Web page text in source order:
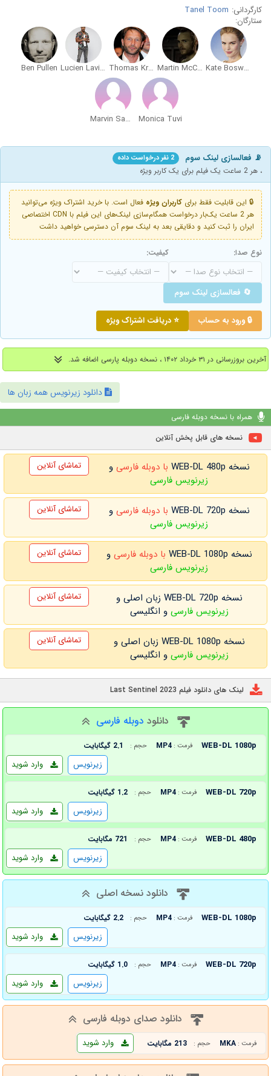
کارگردانی: Tanel Toom
ستارگان:
Kate Bosworth
Martin McCann
Thomas Kretschmann
Lucien Laviscount
Ben Pullen
Monica Tuvi
Marvin Sambur
📡 فعالسازی لینک سوم 2 نفر درخواست داده
، هر 2 ساعت یک فیلم برای یک کاربر ویژه
🔒 این قابلیت فقط برای کاربران ویژه فعال است. با خرید اشتراک ویژه می‌توانید
هر 2 ساعت یک‌بار درخواست همگام‌سازی لینک‌های این فیلم با CDN اختصاصی
ایران را ثبت کنید و دقایقی بعد به لینک سوم آن دسترسی خواهید داشت
نوع صدا: کیفیت:
🔄 فعالسازی لینک سوم
🔒 ورود به حساب ⭐ دریافت اشتراک ویژه
آخرین بروزرسانی در ۳۱ خرداد ۱۴۰۲ ، نسخه دوبله پارسی اضافه شد.
دانلود زیرنویس همه زبان ها
همراه با نسخه دوبله فارسی
نسخه های قابل پخش آنلاین
نسخه WEB-DL 480p با دوبله فارسی و
زیرنویس فارسی
تماشای آنلاین
نسخه WEB-DL 720p با دوبله فارسی و
زیرنویس فارسی
تماشای آنلاین
نسخه WEB-DL 1080p با دوبله فارسی و
زیرنویس فارسی
تماشای آنلاین
نسخه WEB-DL 720p زبان اصلی و
زیرنویس فارسی و انگلیسی
تماشای آنلاین
نسخه WEB-DL 1080p زبان اصلی و
زیرنویس فارسی و انگلیسی
تماشای آنلاین
لینک های دانلود فیلم Last Sentinel 2023
دانلود دوبله فارسی
WEB-DL 1080p فرمت : MP4 حجم : 2.1 گیگابایت
وارد شوید زیرنویس
WEB-DL 720p فرمت : MP4 حجم : 1.2 گیگابایت
وارد شوید زیرنویس
WEB-DL 480p فرمت : MP4 حجم : 721 مگابایت
وارد شوید زیرنویس
دانلود نسخه اصلی
WEB-DL 1080p فرمت : MP4 حجم : 2.2 گیگابایت
وارد شوید زیرنویس
WEB-DL 720p فرمت : MP4 حجم : 1.0 گیگابایت
وارد شوید زیرنویس
دانلود صدای دوبله فارسی
فرمت : MKA حجم : 213 مگابایت وارد شوید